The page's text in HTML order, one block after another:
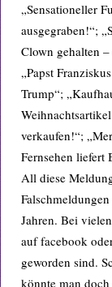
„Sensationeller
ausgegraben!“;
Clown gehalten
„Papst
Trump“;
verkaufen!“;
Fernsehen liefert
All diese
Jahren. Bei
auf facebook
geworden sind.
könnte man